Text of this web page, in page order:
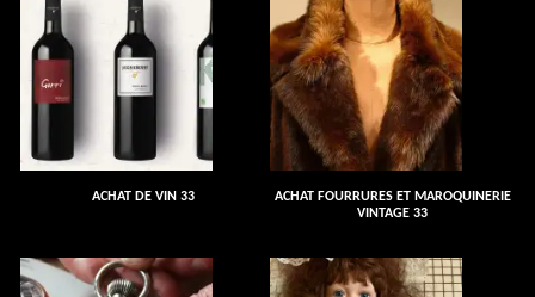
ACHAT DE VIN 33
ACHAT FOURRURES ET MAROQUINERIE
VINTAGE 33